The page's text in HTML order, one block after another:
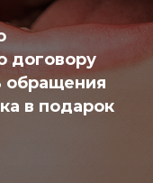
договору
обращения
в подарок